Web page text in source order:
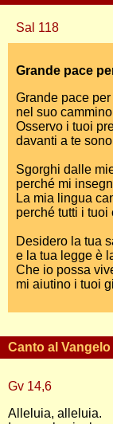
Sal 118
Grande pace
Grande pace
nel suo
Osservo i tuoi
davanti a te
Sgorghi dalle
perché mi
La mia lingua
perché tutti i
Desidero la tua
e la tua legge è
Che io possa
mi aiutino i tuoi
Canto al Vangelo
Gv 14,6
Alleluia, alleluia.